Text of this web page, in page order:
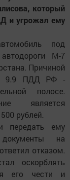
который
и угрожал ему
под
М-7
Причиной
п. 9.9 ПДД РФ -
полосе.
является
рублей.
передать ему
на
отказом.
оскорблять
его чести и